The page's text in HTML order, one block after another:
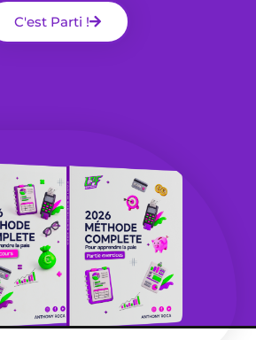
C'est Parti !